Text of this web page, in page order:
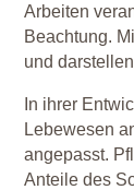
Arbeiten
Beachtung.
und
In ihrer
Lebewesen
angepasst.
Anteile des